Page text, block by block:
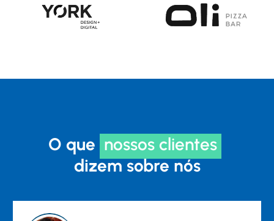
O que nossos clientes
dizem sobre nós